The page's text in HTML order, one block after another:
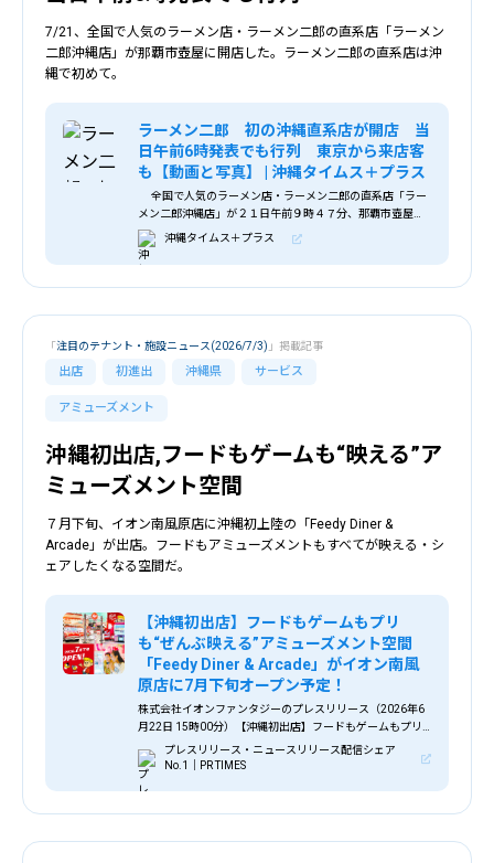
7/21、全国で人気のラーメン店・ラーメン二郎の直系店「ラーメン
二郎沖縄店」が那覇市壺屋に開店した。ラーメン二郎の直系店は沖
縄で初めて。
ラーメン二郎 初の沖縄直系店が開店 当
日午前6時発表でも行列 東京から来店客
も【動画と写真】 | 沖縄タイムス＋プラス
全国で人気のラーメン店・ラーメン二郎の直系店「ラー
メン二郎沖縄店」が２１日午前９時４７分、那覇市壺屋に
開店した。ラーメン二郎の直系店は沖縄で初めて。
沖縄タイムス＋プラス
出店 初進出 沖縄県 サービス
アミューズメント
「注目のテナント・施設ニュース(2026/7/3) 」掲載記事
沖縄初出店,フードもゲームも“映える”ア
ミューズメント空間
７月下旬、イオン南風原店に沖縄初上陸の「Feedy Diner &
Arcade」が出店。フードもアミューズメントもすべてが映える・シ
ェアしたくなる空間だ。
【沖縄初出店】フードもゲームもプリ
も“ぜんぶ映える”アミューズメント空間
「Feedy Diner & Arcade」がイオン南風
原店に7月下旬オープン予定！
株式会社イオンファンタジーのプレスリリース（2026年6
月22日 15時00分）【沖縄初出店】フードもゲームもプリ
も“ぜんぶ映える”アミューズメント空間「Feedy Diner &
Arcade」がイオン南風原店に7月下旬オープン予定！
プレスリリース・ニュースリリース配信シェア
No.1｜PR TIMES